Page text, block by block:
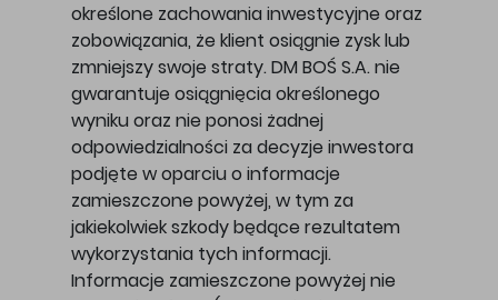
określone zachowania inwestycyjne oraz
zobowiązania, że klient osiągnie zysk lub
zmniejszy swoje straty. DM BOŚ S.A. nie
gwarantuje osiągnięcia określonego
wyniku oraz nie ponosi żadnej
odpowiedzialności za decyzje inwestora
podjęte w oparciu o informacje
zamieszczone powyżej, w tym za
jakiekolwiek szkody będące rezultatem
wykorzystania tych informacji.
Informacje zamieszczone powyżej nie